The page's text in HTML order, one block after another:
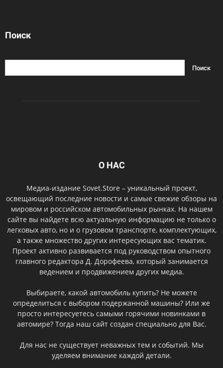
Поиск
О НАС
Медиа-издание Sovet.Store – уникальный проект,
освещающий последние новости и самые свежие обзоры на
мировом и российском автомобильных рынках. На нашем
сайте вы найдете всю актуальную информацию не только о
легковых авто, но и о грузовом транспорте, комплектующих,
а также множество других интересующих вас тематик.
Проект активно развивается под руководством опытного
главного редактора Д. Дорофеева, который занимается
ведением и продвижением других медиа.
Выбираете, какой автомобиль купить? Не можете
определиться с выбором подержанной машины? Или же
просто интересуетесь самыми горячими новинками в
автомире? Тогда наш сайт создан специально для Вас.
Для нас не существует неважных тем и событий. Мы
уделяем внимание каждой детали.